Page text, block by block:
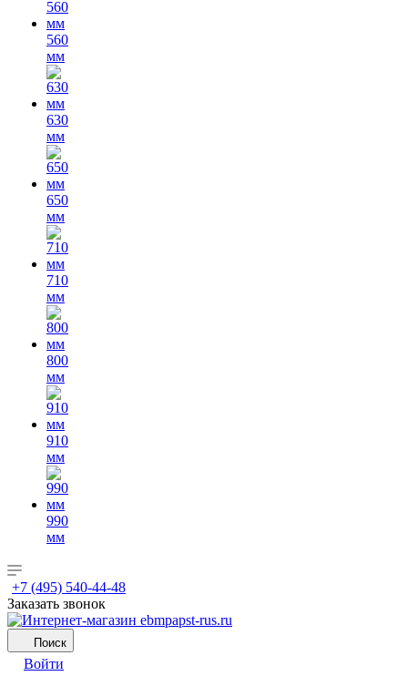
560
мм
630
мм
650
мм
710
мм
800
мм
910
мм
990
мм
+7 (495) 540-44-48
Заказать звонок
Поиск
Войти